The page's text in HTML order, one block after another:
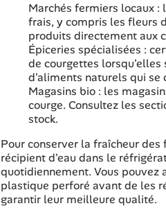
Marchés fermiers locaux
frais, y compris les fleurs
produits directement aux
Épiceries spécialisées :
de courgettes lorsqu'elles
d'aliments naturels qui se
Magasins bio : les
courge. Consultez les
stock.
Pour conserver la fraîcheur
récipient d'eau dans le
quotidiennement. Vous pouvez
plastique perforé avant de les
garantir leur meilleure qualité.